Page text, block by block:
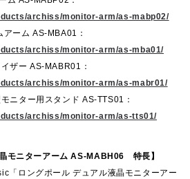
archiss/monitor-arm/as-mabp02/
ーム AS-MBA01：
archiss/monitor-arm/as-mba01/
ザー AS-MABR01：
archiss/monitor-arm/as-mabr01/
ニター用スタンド AS-TTS01：
archiss/monitor-arm/as-tts01/
モニターアーム AS-MABH06 特長】
「ロングポール デュアル液晶モニターアー